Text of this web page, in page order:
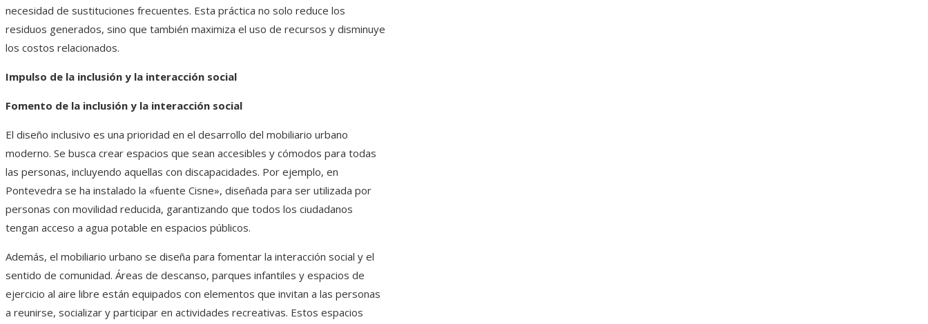
necesidad de sustituciones frecuentes. Esta práctica no solo reduce los
residuos generados, sino que también maximiza el uso de recursos y disminuye
los costos relacionados.
Impulso de la inclusión y la interacción social
Fomento de la inclusión y la interacción social
El diseño inclusivo es una prioridad en el desarrollo del mobiliario urbano
moderno. Se busca crear espacios que sean accesibles y cómodos para todas
las personas, incluyendo aquellas con discapacidades. Por ejemplo, en
Pontevedra se ha instalado la «fuente Cisne», diseñada para ser utilizada por
personas con movilidad reducida, garantizando que todos los ciudadanos
tengan acceso a agua potable en espacios públicos.
Además, el mobiliario urbano se diseña para fomentar la interacción social y el
sentido de comunidad. Áreas de descanso, parques infantiles y espacios de
ejercicio al aire libre están equipados con elementos que invitan a las personas
a reunirse, socializar y participar en actividades recreativas. Estos espacios